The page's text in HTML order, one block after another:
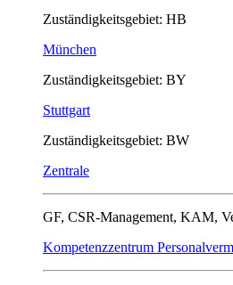
Zuständigkeitsgebiet: HB
München
Zuständigkeitsgebiet: BY
Stuttgart
Zuständigkeitsgebiet: BW
Zentrale
GF, CSR-Management, KAM,
Kompetenzzentrum